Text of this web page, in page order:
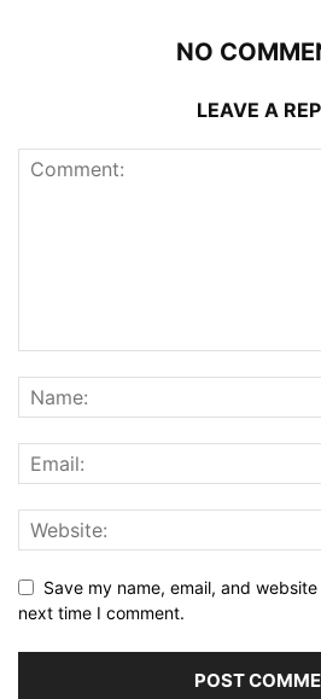
NO
LEAVE A
Save my name, email, and
next time I comment.